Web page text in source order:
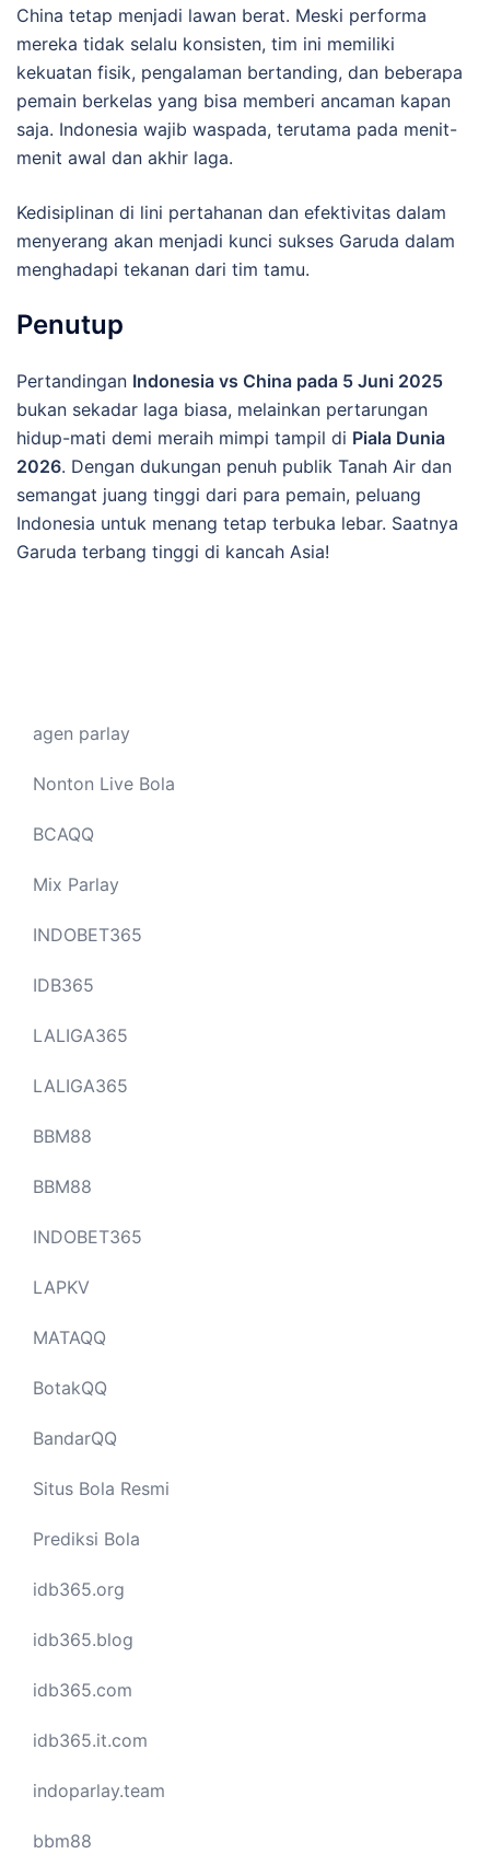
China tetap menjadi lawan berat. Meski performa
mereka tidak selalu konsisten, tim ini memiliki
kekuatan fisik, pengalaman bertanding, dan beberapa
pemain berkelas yang bisa memberi ancaman kapan
saja. Indonesia wajib waspada, terutama pada menit-
menit awal dan akhir laga.
Kedisiplinan di lini pertahanan dan efektivitas dalam
menyerang akan menjadi kunci sukses Garuda dalam
menghadapi tekanan dari tim tamu.
Penutup
Pertandingan Indonesia vs China pada 5 Juni 2025
bukan sekadar laga biasa, melainkan pertarungan
hidup-mati demi meraih mimpi tampil di Piala Dunia
2026. Dengan dukungan penuh publik Tanah Air dan
semangat juang tinggi dari para pemain, peluang
Indonesia untuk menang tetap terbuka lebar. Saatnya
Garuda terbang tinggi di kancah Asia!
agen parlay
Nonton Live Bola
BCAQQ
Mix Parlay
INDOBET365
IDB365
LALIGA365
LALIGA365
BBM88
BBM88
INDOBET365
LAPKV
MATAQQ
BotakQQ
BandarQQ
Situs Bola Resmi
Prediksi Bola
idb365.org
idb365.blog
idb365.com
idb365.it.com
indoparlay.team
bbm88